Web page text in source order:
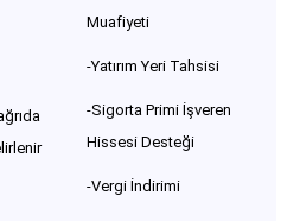
Muafiyeti
-Yatırım Yeri Tahsisi
-Sigorta Primi İşveren
Hissesi Desteği
-Vergi İndirimi